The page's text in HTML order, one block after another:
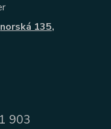
135,
903